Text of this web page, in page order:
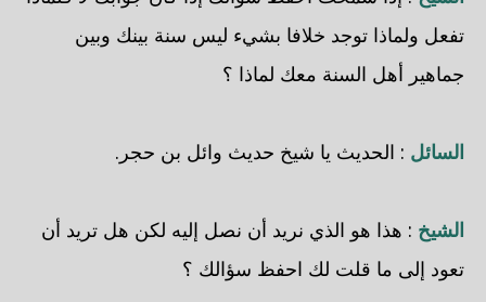
تفعل ولماذا توجد خلافا بشيء ليس سنة بينك وبين
جماهير أهل السنة معك لماذا ؟
السائل : الحديث يا شيخ حديث وائل بن حجر.
الشيخ : هذا هو الذي نريد أن نصل إليه لكن هل تريد أن
تعود إلى ما قلت لك احفظ سؤالك ؟